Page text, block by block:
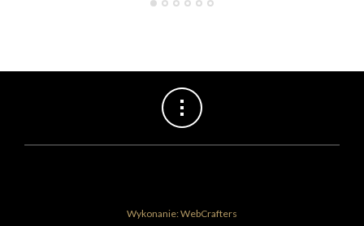
Wykonanie: WebCrafters